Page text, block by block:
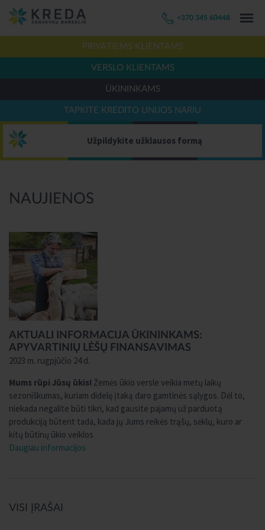
+370 345 60448
PRIVATIEMS KLIENTAMS
VERSLO KLIENTAMS
ŪKININKAMS
TAPKITE KREDITO UNIJOS NARIU
Užpildykite užklausos formą
NAUJIENOS
AKTUALI INFORMACIJA ŪKININKAMS:
APYVARTINIŲ LĖŠŲ FINANSAVIMAS
2023 m. rugpjūčio 24 d.
Mums rūpi Jūsų ūkis! Žemės ūkio versle veikia metų laikų
sezoniškumas, kuriam didelę įtaką daro gamtinės sąlygos. Dėl to,
niekada negalite būti tikri, kad gausite pajamų už parduotą
produkciją būtent tada, kada jų Jums reikės trąšų, sėklų, kuro ar
kitų būtinų ūkio veiklos
Daugiau informacijos
VISI ĮRAŠAI